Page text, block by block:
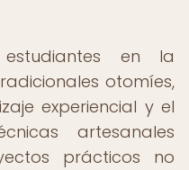
en la
otomíes,
experiencial y el
artesanales
prácticos no